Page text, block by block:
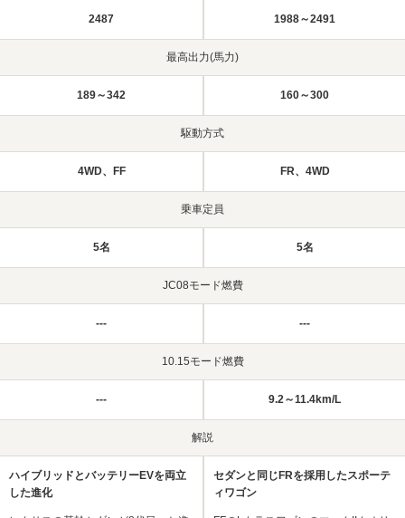
2487 1988～2491
最高出力(馬力)
189～342 160～300
駆動方式
4WD、FF FR、4WD
乗車定員
5名 5名
JC08モード燃費
--- ---
10.15モード燃費
--- 9.2～11.4km/L
解説
ハイブリッドとバッテリーEVを両立
した進化
セダンと同じFRを採用したスポーテ
ィワゴン